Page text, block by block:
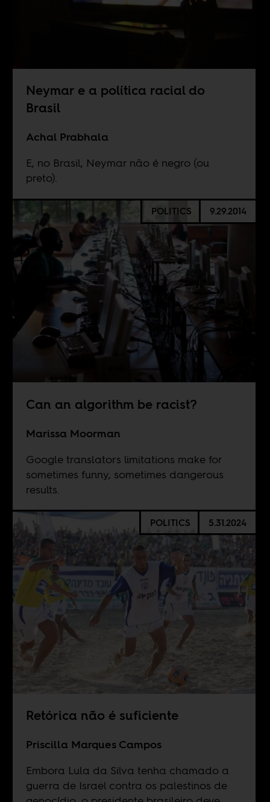
Neymar e a política racial do
Brasil
Achal Prabhala
E, no Brasil, Neymar não é negro (ou
preto).
POLITICS 9.29.2014
Can an algorithm be racist?
Marissa Moorman
Google translators limitations make for
sometimes funny, sometimes dangerous
results.
POLITICS 5.31.2024
Retórica não é suficiente
Priscilla Marques Campos
Embora Lula da Silva tenha chamado a
guerra de Israel contra os palestinos de